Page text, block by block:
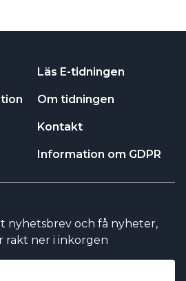
Läs E-tidningen
Om tidningen
Kontakt
Information om GDPR
nyhetsbrev och få nyheter,
rakt ner i inkorgen